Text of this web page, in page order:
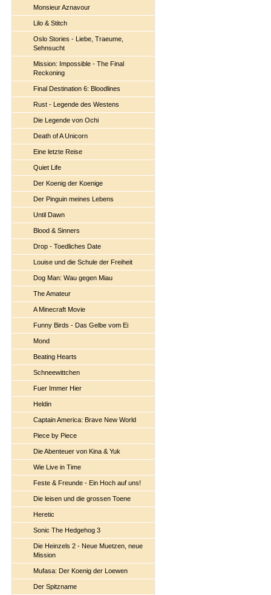
Monsieur Aznavour
Lilo & Stitch
Oslo Stories - Liebe, Traeume,
Sehnsucht
Mission: Impossible - The Final
Reckoning
Final Destination 6: Bloodlines
Rust - Legende des Westens
Die Legende von Ochi
Death of A Unicorn
Eine letzte Reise
Quiet Life
Der Koenig der Koenige
Der Pinguin meines Lebens
Until Dawn
Blood & Sinners
Drop - Toedliches Date
Louise und die Schule der Freiheit
Dog Man: Wau gegen Miau
The Amateur
A Minecraft Movie
Funny Birds - Das Gelbe vom Ei
Mond
Beating Hearts
Schneewittchen
Fuer Immer Hier
Heldin
Captain America: Brave New World
Piece by Piece
Die Abenteuer von Kina & Yuk
Wie Live in Time
Feste & Freunde - Ein Hoch auf uns!
Die leisen und die grossen Toene
Heretic
Sonic The Hedgehog 3
Die Heinzels 2 - Neue Muetzen, neue
Mission
Mufasa: Der Koenig der Loewen
Der Spitzname